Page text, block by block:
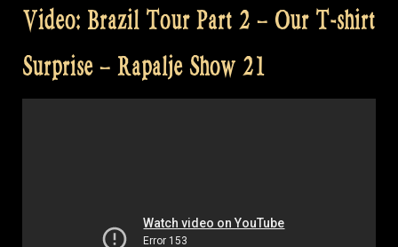
Video: Brazil Tour Part 2 – Our T-shirt
Surprise – Rapalje Show 21